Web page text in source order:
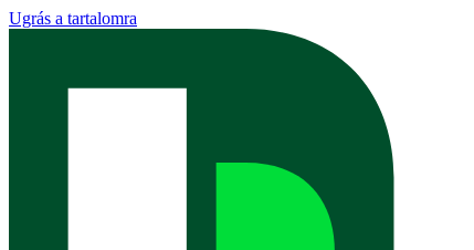
Ugrás a tartalomra